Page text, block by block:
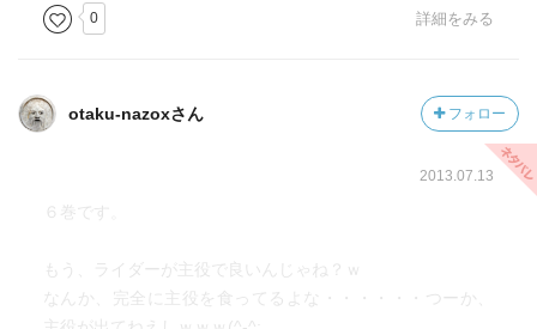
0 詳細をみる
otaku-nazoxさん フォロー
2013.07.13
６巻です。
もう、ライダーが主役で良いんじゃね？ｗ
なんか、完全に主役を食ってるよな・・・・・・つーか、